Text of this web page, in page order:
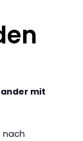
mit
nach